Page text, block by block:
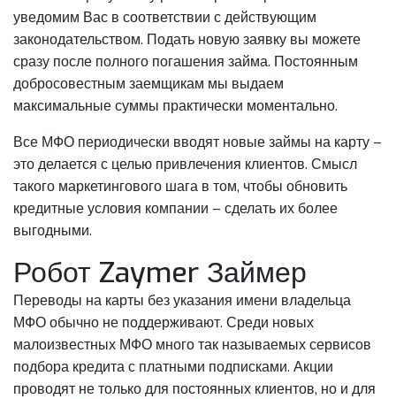
уведомим Вас в соответствии с действующим
законодательством. Подать новую заявку вы можете
сразу после полного погашения займа. Постоянным
добросовестным заемщикам мы выдаем
максимальные суммы практически моментально.
Все МФО периодически вводят новые займы на карту –
это делается с целью привлечения клиентов. Смысл
такого маркетингового шага в том, чтобы обновить
кредитные условия компании – сделать их более
выгодными.
Робот Zaymer Займер
Переводы на карты без указания имени владельца
МФО обычно не поддерживают. Среди новых
малоизвестных МФО много так называемых сервисов
подбора кредита с платными подписками. Акции
проводят не только для постоянных клиентов, но и для